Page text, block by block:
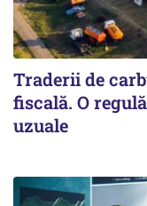
Traderii de
fiscală. O
uzuale